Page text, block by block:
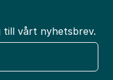
till vårt nyhetsbrev.